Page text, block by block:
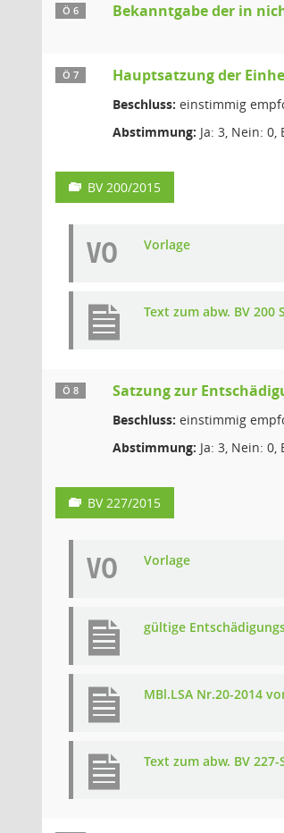
Ö 6 Bekanntgabe der in
Ö 7 Hauptsatzung der
Beschluss: einstimmig
Abstimmung: Ja: 3, Nein: 0,
BV 200/2015
VO Vorlage
Text zum abw. BV 200
Ö 8 Satzung zur
Beschluss: einstimmig
Abstimmung: Ja: 3, Nein: 0,
BV 227/2015
VO Vorlage
gültige
MBl.LSA Nr.20-2014
Text zum abw. BV 227-